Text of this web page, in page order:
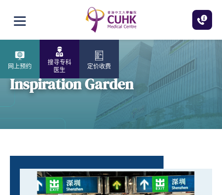
打开选单
网上预约
搜寻专科
医生
定价收费
Inspiration Garden